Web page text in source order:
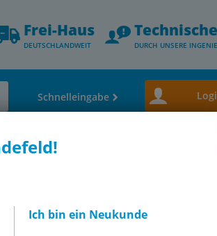
Ich bin ein Neukunde
Frei-Haus
DEUTSCHLANDWEIT DURCH UNSERE
Schnelleingabe
Luftaufbereitung - Feinfilter,